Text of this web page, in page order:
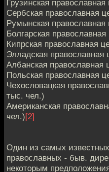
Грузинская
Сербская православная
Румынская
Болгарская
Кипрская православная
Элладская православная
Албанская православная
Польская православная
Чехословацкая
тыс. чел.)
Американская
чел.)[2]
Один из самых
православных - быв.
некоторым